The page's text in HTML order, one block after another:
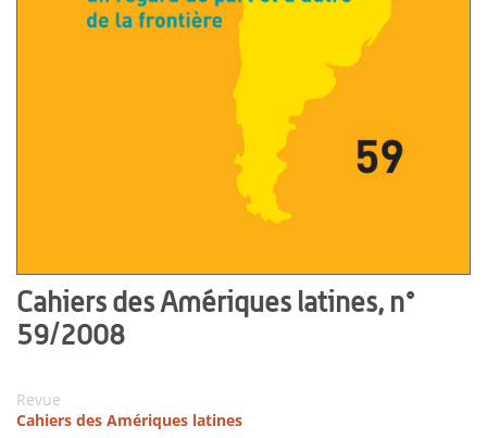
Cahiers des Amériques latines, n°
59/2008
Revue
Cahiers des Amériques latines